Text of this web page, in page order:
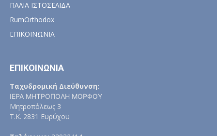
ΠΑΛΙΑ ΙΣΤΟΣΕΛΙΔΑ
RumOrthodox
ΕΠΙΚΟΙΝΩΝΙΑ
ΕΠΙΚΟΙΝΩΝΙΑ
Ταχυδρομική Διεύθυνση:
ΙΕΡΑ ΜΗΤΡΟΠΟΛΗ ΜΟΡΦΟΥ
Μητροπόλεως 3
Τ.Κ. 2831 Ευρύχου